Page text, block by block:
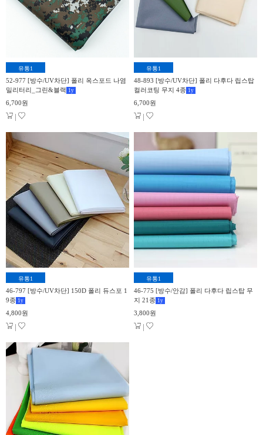
유통1
52-977 [방수/UV차단] 폴리 옥스포드 나염
밀리터리_그린&블랙 1 y
6,700원
|
유통1
48-893 [방수/UV차단] 폴리 다후다 립스탑
컬러코팅 무지 4종 1 y
6,700원
|
유통1
46-797 [방수/UV차단] 150D 폴리 듀스포 1
9종 1 y
4,800원
|
유통1
46-775 [방수/안감] 폴리 다후다 립스탑 무
지 21종 1 y
3,800원
|